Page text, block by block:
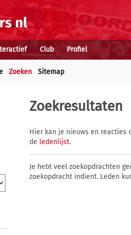
Club Profiel
Zoeken Sitemap
Zoekresultaten
Hier kan je nieuws en reacties
de ledenlijst.
Je hebt veel zoekopdrachten
zoekopdracht indient. Leden